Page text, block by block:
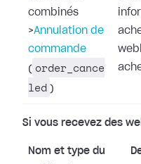
combinés
>Annulation de
commande
( order_cance
led )
Si vous recevez des
Nom et type du